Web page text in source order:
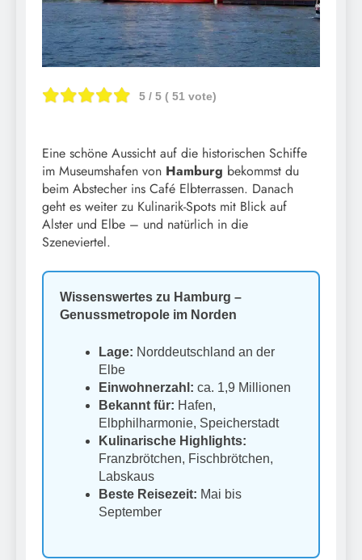
5 / 5 ( 51 vote)
Eine schöne Aussicht auf die historischen Schiffe
im Museumshafen von Hamburg bekommst du
beim Abstecher ins Café Elbterrassen. Danach
geht es weiter zu Kulinarik-Spots mit Blick auf
Alster und Elbe – und natürlich in die
Szeneviertel.
Wissenswertes zu Hamburg –
Genussmetropole im Norden
Lage: Norddeutschland an der
Elbe
Einwohnerzahl: ca. 1,9 Millionen
Bekannt für: Hafen,
Elbphilharmonie, Speicherstadt
Kulinarische Highlights:
Franzbrötchen, Fischbrötchen,
Labskaus
Beste Reisezeit: Mai bis
September